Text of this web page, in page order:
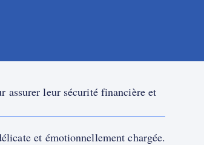
assurer leur sécurité financière et
et émotionnellement chargée.